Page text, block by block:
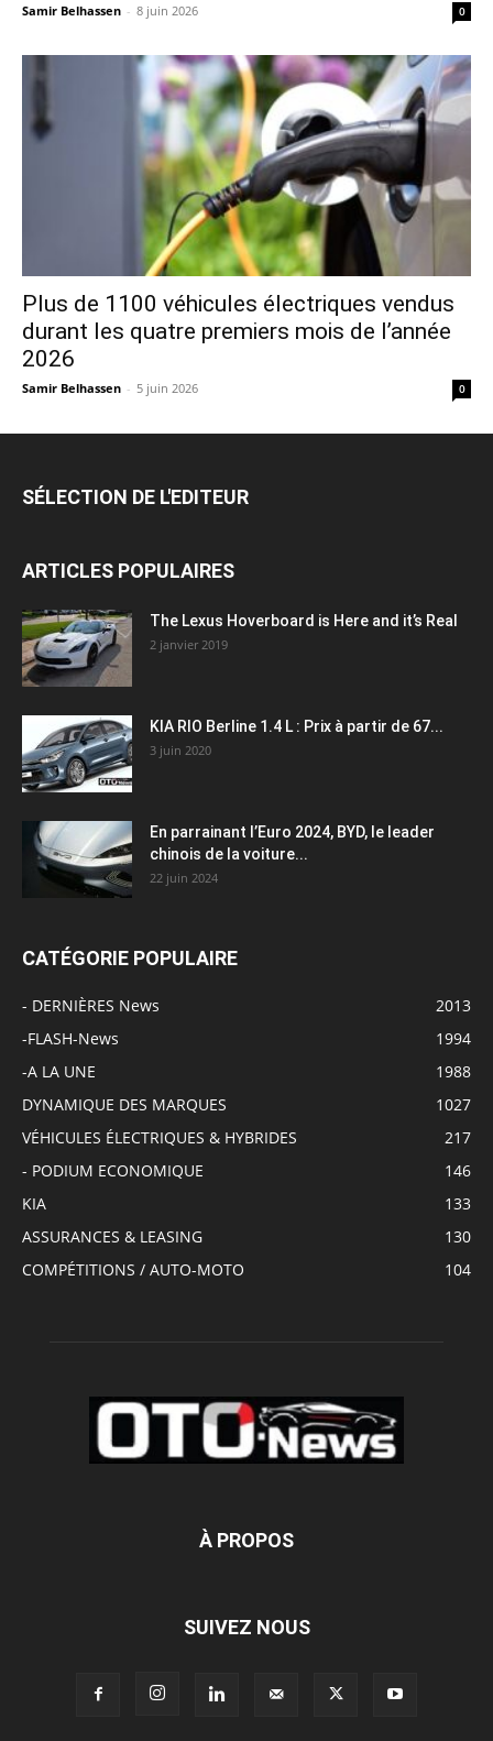
Samir Belhassen - 8 juin 2026 0
Plus de 1100 véhicules électriques vendus
durant les quatre premiers mois de l’année
2026
Samir Belhassen - 5 juin 2026 0
SÉLECTION DE L'EDITEUR
ARTICLES POPULAIRES
The Lexus Hoverboard is Here and it’s Real
2 janvier 2019
KIA RIO Berline 1.4 L : Prix à partir de 67...
3 juin 2020
En parrainant l’Euro 2024, BYD, le leader
chinois de la voiture...
22 juin 2024
CATÉGORIE POPULAIRE
- DERNIÈRES News
2013
-FLASH-News
1994
-A LA UNE
1988
DYNAMIQUE DES MARQUES
1027
VÉHICULES ÉLECTRIQUES & HYBRIDES
217
- PODIUM ECONOMIQUE
146
KIA
133
ASSURANCES & LEASING
130
COMPÉTITIONS / AUTO-MOTO
104
À PROPOS
SUIVEZ NOUS